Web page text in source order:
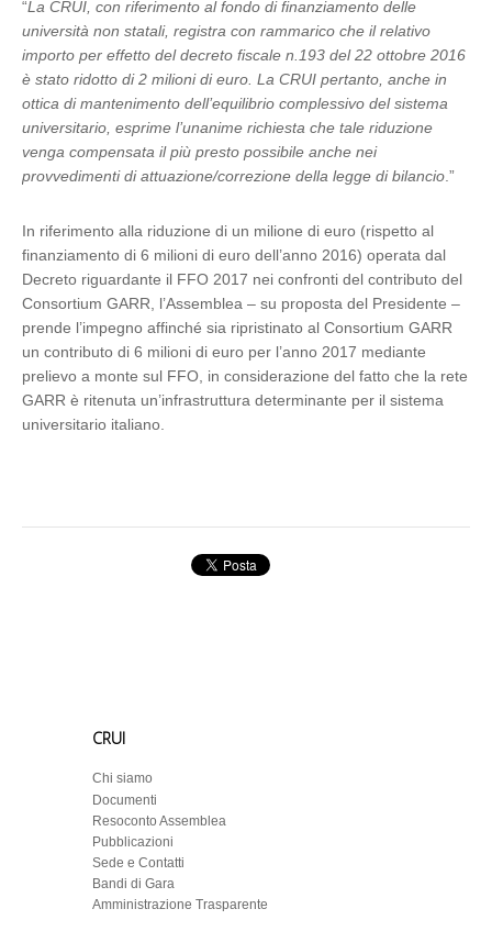
“La CRUI, con riferimento al fondo di finanziamento delle
università non statali, registra con rammarico che il relativo
importo per effetto del decreto fiscale n.193 del 22 ottobre 2016
è stato ridotto di 2 milioni di euro. La CRUI pertanto, anche in
ottica di mantenimento dell’equilibrio complessivo del sistema
universitario, esprime l’unanime richiesta che tale riduzione
venga compensata il più presto possibile anche nei
provvedimenti di attuazione/correzione della legge di bilancio .”
In riferimento alla riduzione di un milione di euro (rispetto al
finanziamento di 6 milioni di euro dell’anno 2016) operata dal
Decreto riguardante il FFO 2017 nei confronti del contributo del
Consortium GARR, l’Assemblea – su proposta del Presidente –
prende l’impegno affinché sia ripristinato al Consortium GARR
un contributo di 6 milioni di euro per l’anno 2017 mediante
prelievo a monte sul FFO, in considerazione del fatto che la rete
GARR è ritenuta un’infrastruttura determinante per il sistema
universitario italiano.
CRUI
Chi siamo
Documenti
Resoconto Assemblea
Pubblicazioni
Sede e Contatti
Bandi di Gara
Amministrazione Trasparente